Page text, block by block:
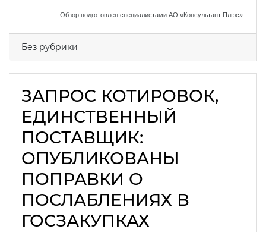
Обзор подготовлен специалистами АО «Консультант Плюс».
Без рубрики
ЗАПРОС КОТИРОВОК,
ЕДИНСТВЕННЫЙ
ПОСТАВЩИК:
ОПУБЛИКОВАНЫ
ПОПРАВКИ О
ПОСЛАБЛЕНИЯХ В
ГОСЗАКУПКАХ